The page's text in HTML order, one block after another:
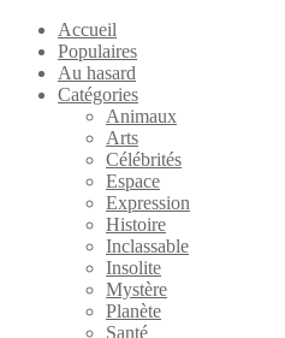
Accueil
Populaires
Au hasard
Catégories
Animaux
Arts
Célébrités
Espace
Expression
Histoire
Inclassable
Insolite
Mystère
Planète
Santé